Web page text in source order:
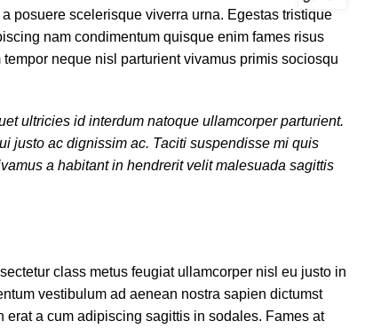
posuere scelerisque viverra urna. Egestas tristique
nam condimentum quisque enim fames risus
neque nisl parturient vivamus primis sociosqu
ultricies id interdum natoque ullamcorper parturient.
justo ac dignissim ac. Taciti suspendisse mi quis
a habitant in hendrerit velit malesuada sagittis
class metus feugiat ullamcorper nisl eu justo in
vestibulum ad aenean nostra sapien dictumst
a cum adipiscing sagittis in sodales. Fames at